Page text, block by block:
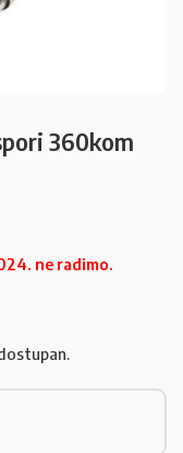
360kom
ne radimo.